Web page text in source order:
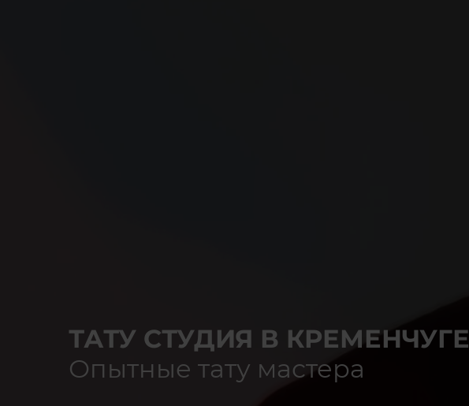
ТАТУ СТУДИЯ В КРЕМЕНЧУГЕ
Опытные тату мастера